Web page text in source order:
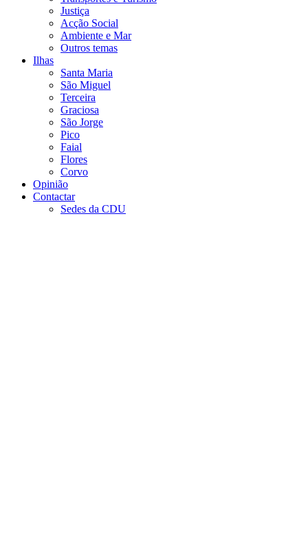
Justiça
Acção Social
Ambiente e Mar
Outros temas
Ilhas
Santa Maria
São Miguel
Terceira
Graciosa
São Jorge
Pico
Faial
Flores
Corvo
Opinião
Contactar
Sedes da CDU